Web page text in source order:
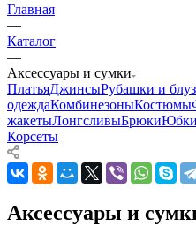
Главная
—
Каталог
—
Аксессуары и сумки
ПлатьяДжинсыРубашки и
одеждаКомбинезоныКостюмы
жакетыЛонгсливыБрюкиЮбки
Корсеты
Аксессуары и